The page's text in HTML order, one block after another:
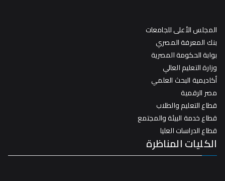
المجلس الأعلى للجامعات
بنك المعرفة المصري
بوابة الحكومة المصرية
وزارة التعليم العالي
أكاديمية البحث العلمي
مصر الرقمية
قطاع التعليم والطلاب
قطاع خدمة البيئة والمجتمع
قطاع الدراسات العليا
الكليات المناظرة